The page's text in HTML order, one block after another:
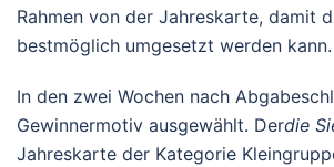
Rahmen von der Jahreskarte, damit
bestmöglich umgesetzt werden kann.
In den zwei Wochen nach
Gewinnermotiv ausgewählt. Derdie
Jahreskarte der Kategorie